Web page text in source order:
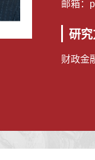
邮箱：
研究
财政金